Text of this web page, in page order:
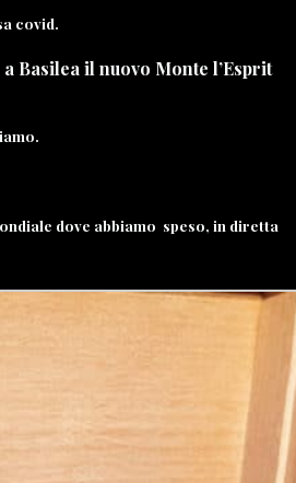
covid.
Basilea il nuovo Monte l’Esprit
dove abbiamo speso, in diretta